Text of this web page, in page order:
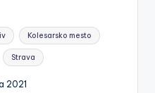
Kolesarsko mesto
Strava
2021